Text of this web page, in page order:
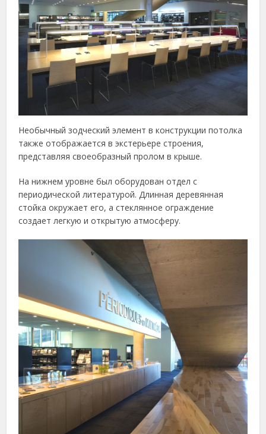
Необычный зодческий элемент в конструкции потолка
также отображается в экстерьере строения,
представляя своеобразный пролом в крыше.
На нижнем уровне был оборудован отдел с
периодической литературой. Длинная деревянная
стойка окружает его, а стеклянное ограждение
создает легкую и открытую атмосферу.